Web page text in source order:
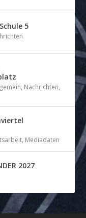
5
, Nachrichten,
, Mediadaten
2027